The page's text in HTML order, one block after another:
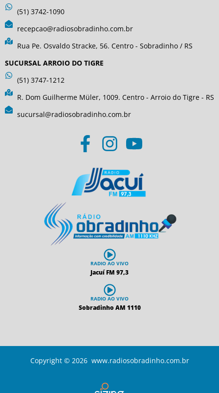
(51) 3742-1090
recepcao@radiosobradinho.com.br
Rua Pe. Osvaldo Stracke, 56. Centro - Sobradinho / RS
SUCURSAL ARROIO DO TIGRE
(51) 3747-1212
R. Dom Guilherme Müler, 1009. Centro - Arroio do Tigre - RS
sucursal@radiosobradinho.com.br
RADIO AO VIVO
Jacuí FM 97,3
RADIO AO VIVO
Sobradinho AM 1110
Copyright © 2026 www.radiosobradinho.com.br